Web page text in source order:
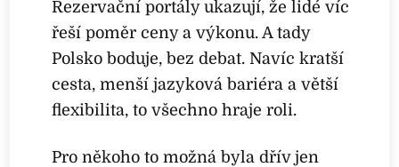
Rezervační portály ukazují, že lidé víc
řeší poměr ceny a výkonu. A tady
Polsko boduje, bez debat. Navíc kratší
cesta, menší jazyková bariéra a větší
flexibilita, to všechno hraje roli.
Pro někoho to možná byla dřív jen